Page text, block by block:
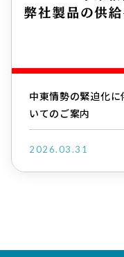
中東情勢の緊迫化
いてのご案内
2026.03.31